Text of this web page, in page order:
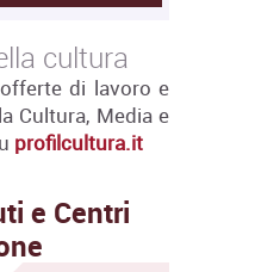
cultura
di lavoro e
Cultura, Media e
profilcultura.it
e Centri